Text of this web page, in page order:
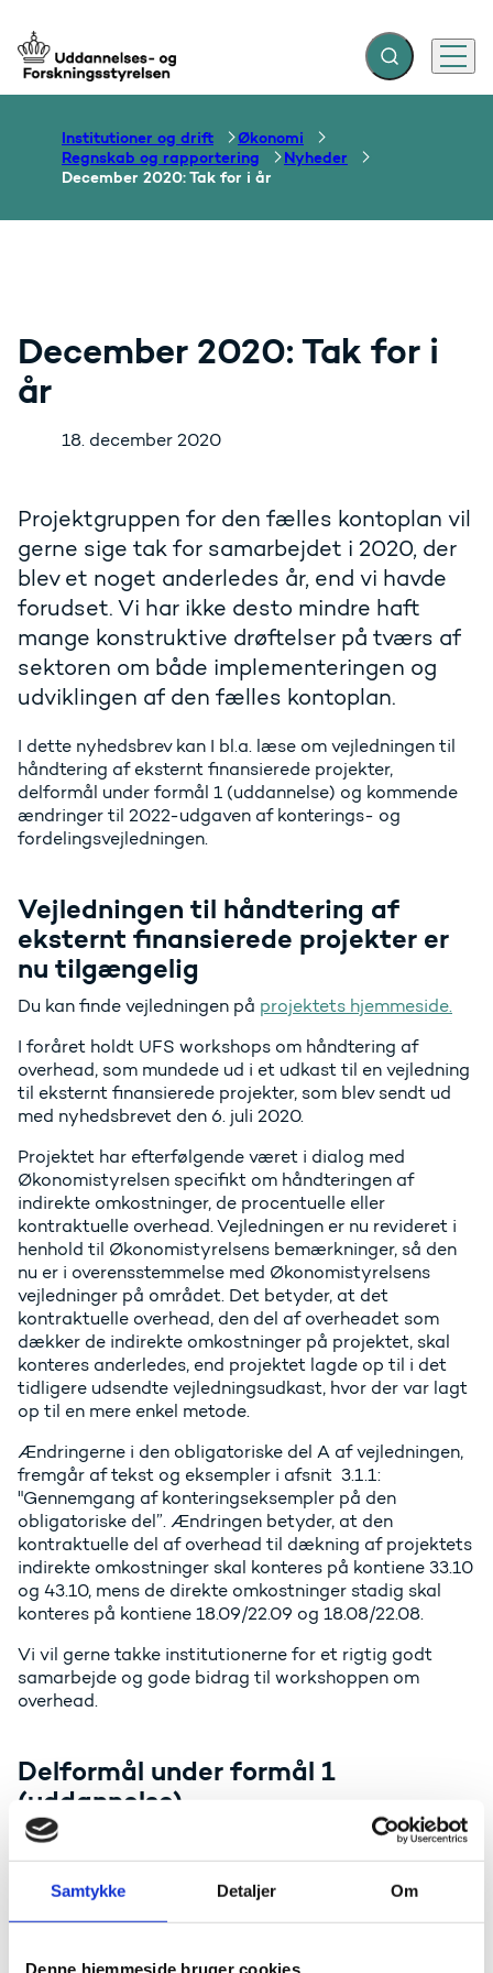
Samtykke Detaljer Om
Denne hjemmeside bruger cookies
Gå til forsiden Fold søgefelt ud
Menu
Institutioner og drift
Økonomi
Regnskab og rapportering
Nyheder
December 2020: Tak for i år
December 2020: Tak for i
år
18. december 2020
Projektgruppen for den fælles kontoplan vil
gerne sige tak for samarbejdet i 2020, der
blev et noget anderledes år, end vi havde
forudset. Vi har ikke desto mindre haft
mange konstruktive drøftelser på tværs af
sektoren om både implementeringen og
udviklingen af den fælles kontoplan.
I dette nyhedsbrev kan I bl.a. læse om vejledningen til
håndtering af eksternt finansierede projekter,
delformål under formål 1 (uddannelse) og kommende
ændringer til 2022-udgaven af konterings- og
fordelingsvejledningen.
Vejledningen til håndtering af
eksternt finansierede projekter er
nu tilgængelig
Du kan finde vejledningen på projektets hjemmeside.
I foråret holdt UFS workshops om håndtering af
overhead, som mundede ud i et udkast til en vejledning
til eksternt finansierede projekter, som blev sendt ud
med nyhedsbrevet den 6. juli 2020.
Projektet har efterfølgende været i dialog med
Økonomistyrelsen specifikt om håndteringen af
indirekte omkostninger, de procentuelle eller
kontraktuelle overhead. Vejledningen er nu revideret i
henhold til Økonomistyrelsens bemærkninger, så den
nu er i overensstemmelse med Økonomistyrelsens
vejledninger på området. Det betyder, at det
kontraktuelle overhead, den del af overheadet som
dækker de indirekte omkostninger på projektet, skal
konteres anderledes, end projektet lagde op til i det
tidligere udsendte vejledningsudkast, hvor der var lagt
op til en mere enkel metode.
Ændringerne i den obligatoriske del A af vejledningen,
fremgår af tekst og eksempler i afsnit 3.1.1:
"Gennemgang af konteringseksempler på den
obligatoriske del”. Ændringen betyder, at den
kontraktuelle del af overhead til dækning af projektets
indirekte omkostninger skal konteres på kontiene 33.10
og 43.10, mens de direkte omkostninger stadig skal
konteres på kontiene 18.09/22.09 og 18.08/22.08.
Vi vil gerne takke institutionerne for et rigtig godt
samarbejde og gode bidrag til workshoppen om
overhead.
Delformål under formål 1
(uddannelse)
CØSA-bro
formålskoder og Uddannelsesregistrets
uddannelseskoder (de nye delformål), som
nytte af i opsætningen af deres registreringsramme.